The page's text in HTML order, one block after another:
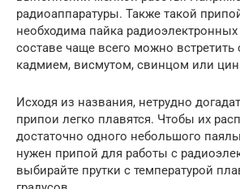
радиоаппаратуры. Также такой
необходима пайка
составе чаще всего можно встретить
кадмием, висмутом, свинцом или
Исходя из названия, нетрудно
припои легко плавятся. Чтобы их
достаточно одного небольшого
нужен припой для работы с
выбирайте прутки с температурой